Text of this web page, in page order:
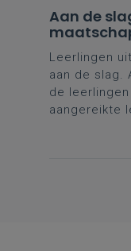
Aan de
L eerlingen
aan de slag.
de
aangereikte